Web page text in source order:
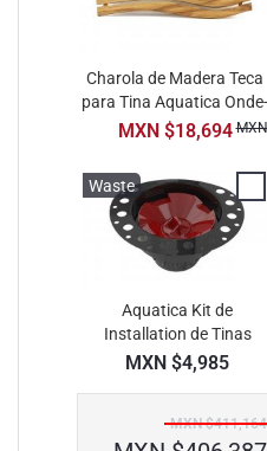
Charola de Madera Teca
para Tina Aquatica Onde-
S Resistente al Agua
MXN $18,694
Waste
Aquatica Kit de
Installation de Tinas
Independientes
MXN $4,985
MXN $411,164